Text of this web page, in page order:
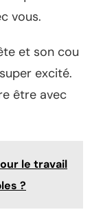
vous.
et son cou
excité.
être avec
le travail
?